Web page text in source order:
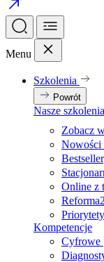
Menu
Szkolenia
Powrót
Nasze szkolenia
Zobacz
Nowości
Online z
Kompetencje
Cyfrowe